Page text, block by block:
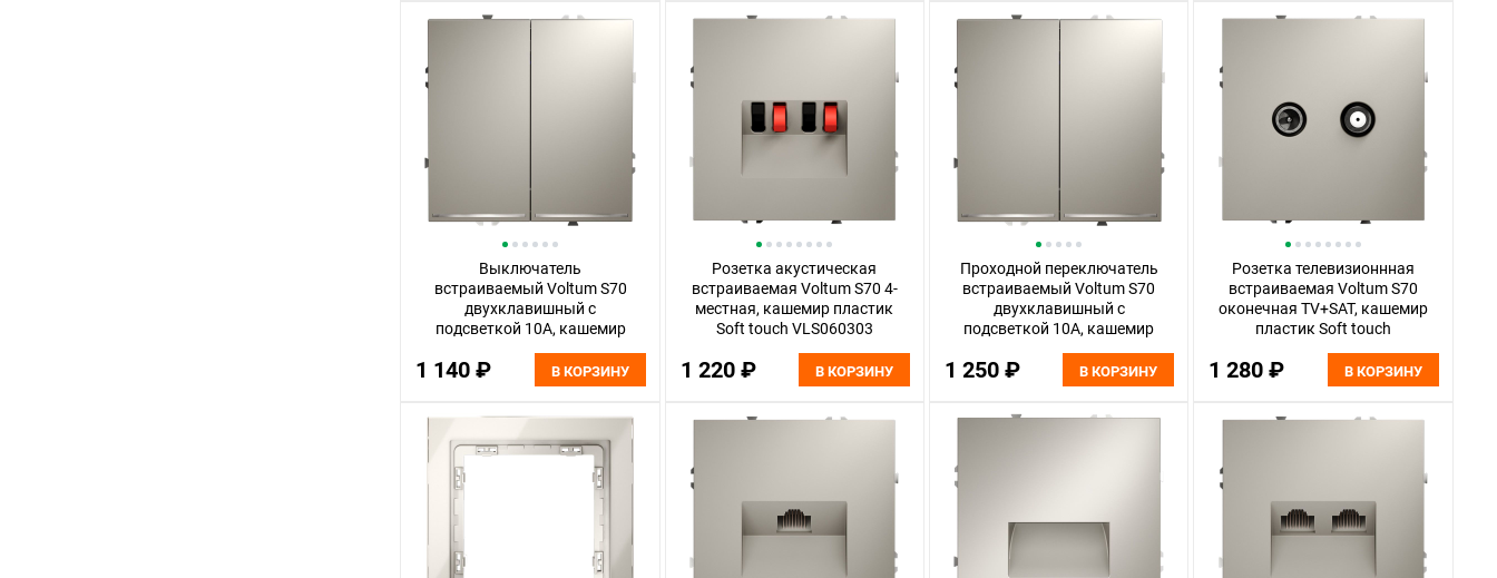
Выключатель
встраиваемый Voltum S70
двухклавишный с
подсветкой 10А, кашемир
VLS020203
1 140 ₽ В КОРЗИНУ
Розетка акустическая
встраиваемая Voltum S70 4-
местная, кашемир пластик
Soft touch VLS060303
1 220 ₽ В КОРЗИНУ
Проходной переключатель
встраиваемый Voltum S70
двухклавишный с
подсветкой 10А, кашемир
VLS020403
1 250 ₽ В КОРЗИНУ
Розетка телевизионнная
встраиваемая Voltum S70
оконечная TV+SAT, кашемир
пластик Soft touch
1 280 ₽ В КОРЗИНУ